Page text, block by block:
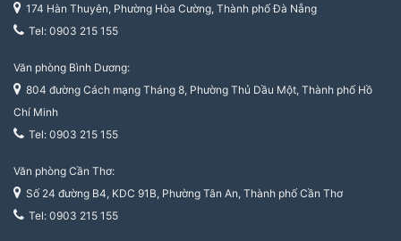
174 Hàn Thuyên, Phường Hòa Cường, Thành phố Đà Nẵng
Tel: 0903 215 155
Văn phòng Bình Dương:
804 đường Cách mạng Tháng 8, Phường Thủ Dầu Một, Thành phố Hồ
Chí Minh
Tel: 0903 215 155
Văn phòng Cần Thơ:
Số 24 đường B4, KDC 91B, Phường Tân An, Thành phố Cần Thơ
Tel: 0903 215 155